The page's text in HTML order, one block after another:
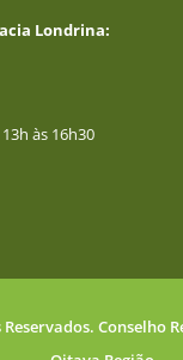
Londrina:
às 16h30
Conselho